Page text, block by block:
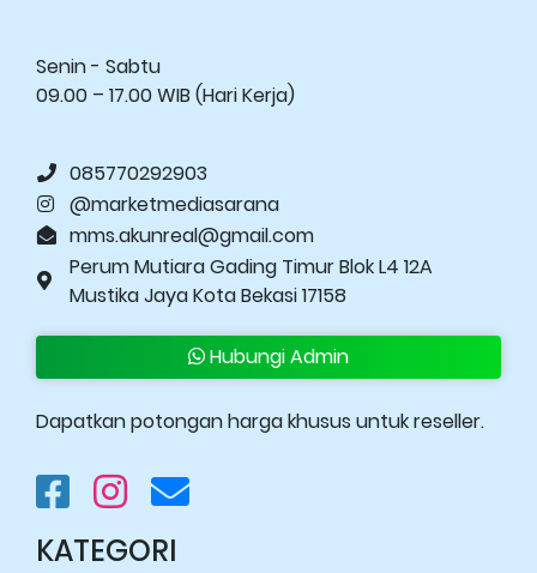
Senin - Sabtu
09.00 – 17.00 WIB (Hari Kerja)
085770292903
@marketmediasarana
mms.akunreal@gmail.com
Perum Mutiara Gading Timur Blok L4 12A
Mustika Jaya Kota Bekasi 17158
Hubungi Admin
Dapatkan potongan harga khusus untuk reseller.
KATEGORI